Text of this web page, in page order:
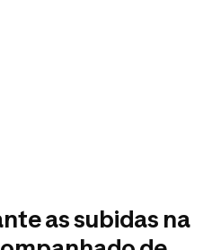
as subidas na